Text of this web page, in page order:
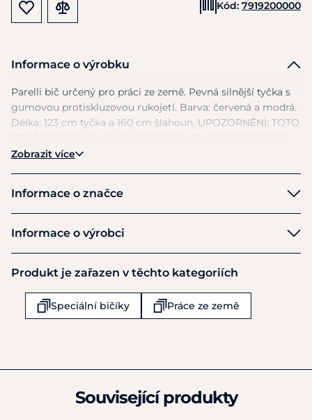
Kód: 7919200000
Informace o výrobku
Parelli bič určený pro práci ze země. Pevná silnější tyčka s
gumovou protiskluzovou rukojetí. Barva: červená a modrá.
Délka: 123 cm tyčka a 160 cm šlahoun. UPOZORNĚNÍ: TOTO
Zobrazit více
Informace o značce
Waldhausen
Informace o výrobci
Waldhausen GmbH & Co KG
Von Hunefeld Str 53
Koln-Ossendorf
info@waldhausen.com
Produkt je zařazen v těchto kategoriích
Speciální bičíky Práce ze země
Související produkty